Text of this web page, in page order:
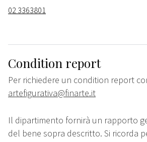
02 3363801
Condition report
Per richiedere un condition report
artefigurativa@finarte.it
Il dipartimento fornirà un rapporto
del bene sopra descritto. Si ricorda